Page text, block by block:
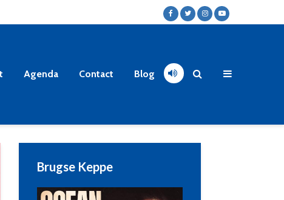
Agenda Contact Blog
Brugse Keppe